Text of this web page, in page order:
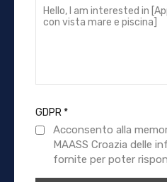
GDPR*
Acconsento alla
MAASS Croazia delle
fornite per poter